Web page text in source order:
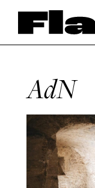
AdN